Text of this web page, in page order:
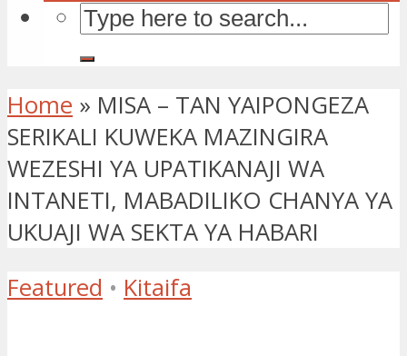
Home » MISA – TAN YAIPONGEZA
SERIKALI KUWEKA MAZINGIRA
WEZESHI YA UPATIKANAJI WA
INTANETI, MABADILIKO CHANYA YA
UKUAJI WA SEKTA YA HABARI
Featured • Kitaifa